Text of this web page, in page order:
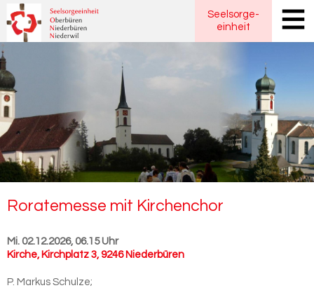
Seelsorge-
einheit
Rora­te­mes­se mit Kir­chen­chor
Mi. 02.12.2026, 06.15 Uhr
Kirche, Kirchplatz 3, 9246 Niederbüren
P. Markus Schulze;